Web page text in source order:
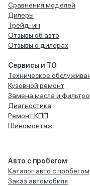
Сравнения моделей
Дилеры
Трейд-ин
Отзывы об авто
Отзывы о дилерах
Сервисы и ТО
Техническое
Кузовной ремонт
Замена масла и
Диагностика
Ремонт КПП
Шиномонтаж
Авто с пробегом
Каталог авто с пробегом
Заказ автомобиля